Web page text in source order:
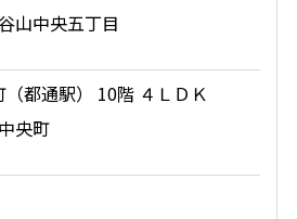
山中央五丁目
都通駅） 10階 ４ＬＤＫ
央町